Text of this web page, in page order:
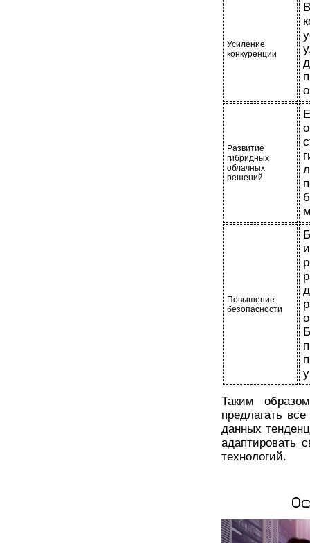
Усиление
конкуренции
Развитие
гибридных
облачных
решений
Повышение
безопасности
Таким
предлагать
данных
адаптировать
технологий.